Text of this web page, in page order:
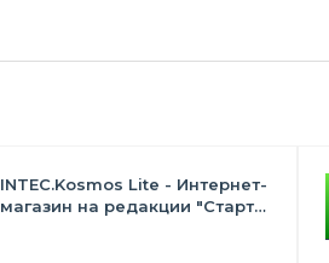
INTEC.Kosmos Lite - Интернет-
магазин на редакции "Старт"